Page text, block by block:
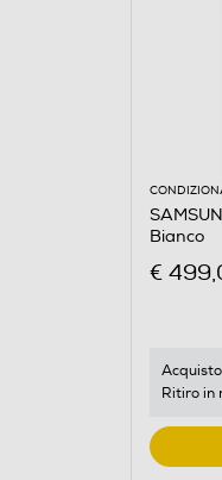
Bianco
€
Ritiro in